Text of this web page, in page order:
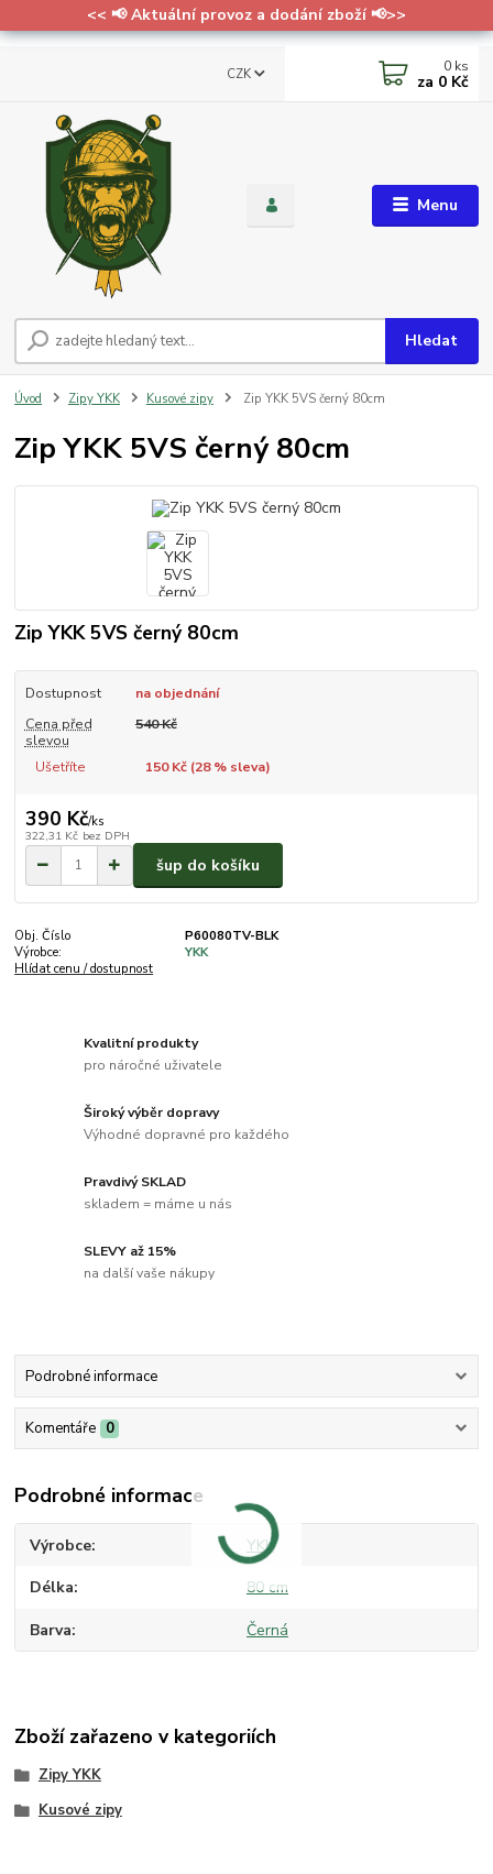
<< 📢 Aktuální provoz a dodání zboží 📢>>
Menu
CZK
Hledat
0 ks
za 0 Kč
Úvod Zipy YKK Kusové zipy Zip YKK 5VS černý 80cm
Zip YKK 5VS černý 80cm
Zip YKK 5VS černý 80cm
Dostupnost
na objednání
Cena před
slevou
540 Kč
Ušetříte 150 Kč (28% sleva)
390 Kč/ks
322,31 Kč bez DPH
šup do košíku
Obj. Číslo
P60080TV-BLK
Výrobce:
YKK
Hlídat cenu / dostupnost
Kvalitní produkty
pro náročné uživatele
Široký výběr dopravy
Výhodné dopravné pro každého
Pravdivý SKLAD
skladem = máme u nás
SLEVY až 15%
na další vaše nákupy
Podrobné informace
Komentáře 0
Podrobné informace
Výrobce YKK
Délka 80 cm
Barva Černá
Zboží zařazeno v kategoriích
Zipy YKK
Kusové zipy